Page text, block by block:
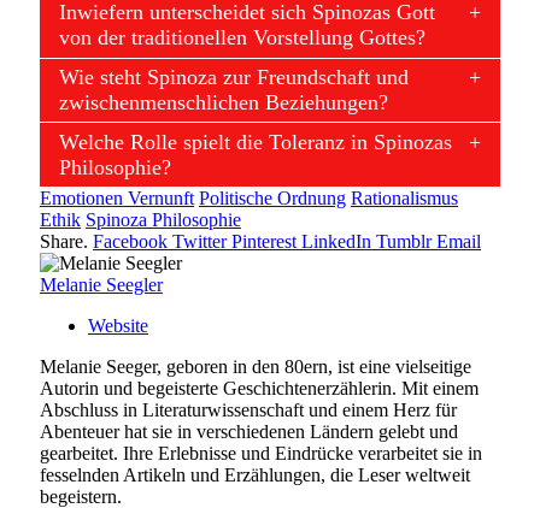
Inwiefern unterscheidet sich Spinozas Gott
von der traditionellen Vorstellung Gottes?
Wie steht Spinoza zur Freundschaft und
zwischenmenschlichen Beziehungen?
Welche Rolle spielt die Toleranz in Spinozas
Philosophie?
Emotionen Vernunft Politische Ordnung Rationalismus
Ethik Spinoza Philosophie
Share. Facebook Twitter Pinterest LinkedIn Tumblr Email
Melanie Seegler
Website
Melanie Seeger, geboren in den 80ern, ist eine vielseitige
Autorin und begeisterte Geschichtenerzählerin. Mit einem
Abschluss in Literaturwissenschaft und einem Herz für
Abenteuer hat sie in verschiedenen Ländern gelebt und
gearbeitet. Ihre Erlebnisse und Eindrücke verarbeitet sie in
fesselnden Artikeln und Erzählungen, die Leser weltweit
begeistern.